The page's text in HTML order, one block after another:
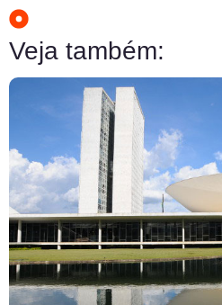
Veja também: